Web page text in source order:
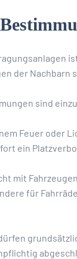
der Nachbarn
sind
Feuer oder
ein
mit
für